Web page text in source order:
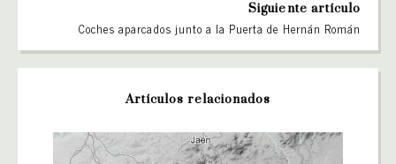
Siguiente artículo
Coches aparcados junto a la Puerta de Hernán Román
Artículos relacionados